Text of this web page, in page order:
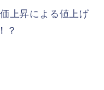
上昇による値上げ
？